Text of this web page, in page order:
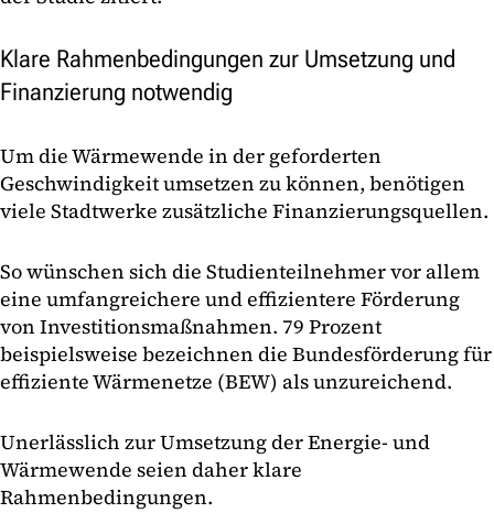
Klare Rahmenbedingungen zur Umsetzung und
Finanzierung notwendig
Um die Wärmewende in der geforderten
Geschwindigkeit umsetzen zu können, benötigen
viele Stadtwerke zusätzliche Finanzierungsquellen.
So wünschen sich die Studienteilnehmer vor allem
eine umfangreichere und effizientere Förderung
von Investitionsmaßnahmen. 79 Prozent
beispielsweise bezeichnen die Bundesförderung für
effiziente Wärmenetze (BEW) als unzureichend.
Unerlässlich zur Umsetzung der Energie- und
Wärmewende seien daher klare
Rahmenbedingungen.